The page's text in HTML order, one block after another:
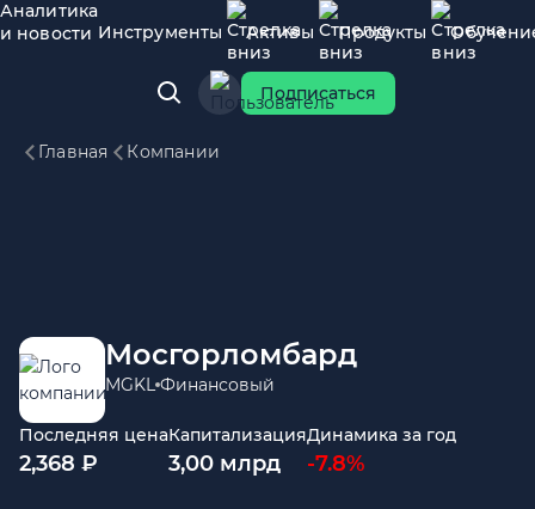
Аналитика
и новости Инструменты Активы Продукты
Подписаться
Главная Компании
Мосгорломбард
MGKL Финансовый
Последняя цена
2,368 ₽
Капитализация
3,00 млрд
Динамика за год
-7.8%